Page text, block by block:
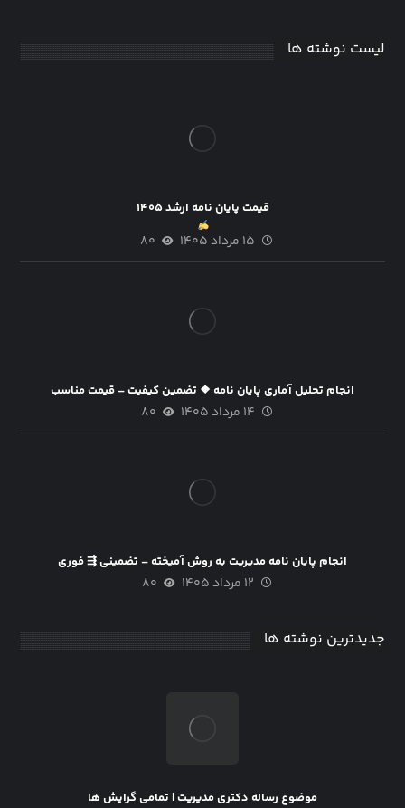
لیست نوشته ها
قیمت پایان نامه ارشد ۱۴۰۵
۱۵ مرداد ۱۴۰۵ ۸۰
انجام تحلیل آماری پایان نامه ❖ تضمین کیفیت – قیمت مناسب
۱۴ مرداد ۱۴۰۵ ۸۰
انجام پایان نامه مدیریت به روش آمیخته – تضمینی ⇶ فوری
۱۲ مرداد ۱۴۰۵ ۸۰
جدیدترین نوشته ها
موضوع رساله دکتری مدیریت | تمامی گرایش ها